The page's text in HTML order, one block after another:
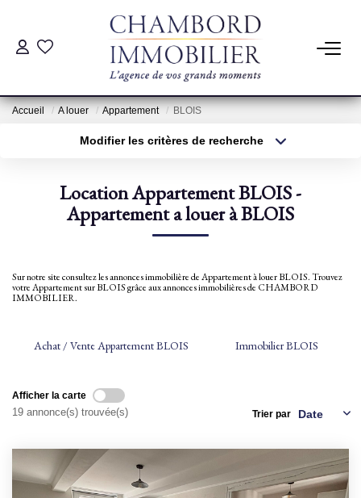
ACHAT
Pré-Estimation
SYNDIC
Nous Rejoindre
Nos Actualités
Accueil A louer Appartement BLOIS
Modifier les critères de recherche
Sélectionnez...
Type de bien
Surface min
Créer une alerte
Location Appartement BLOIS -
Appartement a louer à BLOIS
Sur notre site consultez les annonces immobilière de Appartement à louer BLOIS. Trouvez
votre Appartement sur BLOIS grâce aux annonces immobilières de CHAMBORD
IMMOBILIER.
Achat / Vente Appartement BLOIS Immobilier BLOIS
Afficher la carte
19 annonce(s) trouvée(s) Trier par